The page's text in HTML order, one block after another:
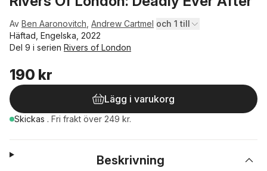
Av Ben Aaronovitch Andrew Cartmel och 1 till
Häftad, Engelska, 2022
Del 9 i serien Rivers of London
190 kr
Lägg i varukorg
Skickas . Fri frakt över 249 kr.
Beskrivning